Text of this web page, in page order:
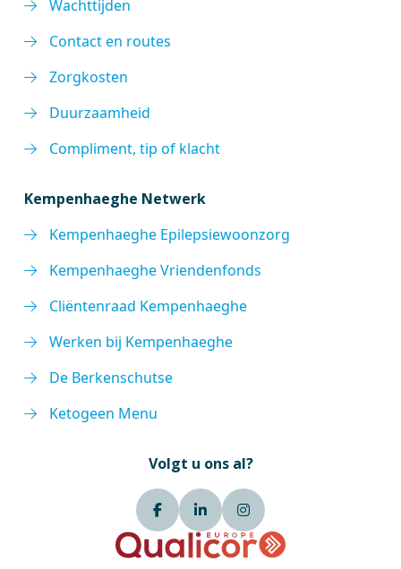
Wachttijden
Contact en routes
Zorgkosten
Duurzaamheid
Compliment, tip of klacht
Kempenhaeghe Netwerk
Kempenhaeghe Epilepsiewoonzorg
Kempenhaeghe Vriendenfonds
Cliëntenraad Kempenhaeghe
Werken bij Kempenhaeghe
De Berkenschutse
Ketogeen Menu
Volgt u ons al?